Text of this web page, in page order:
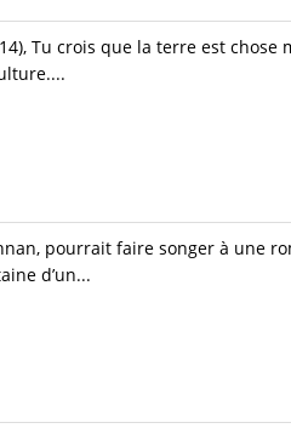
Tu crois que la terre est
pourrait faire songer à une
d’un...